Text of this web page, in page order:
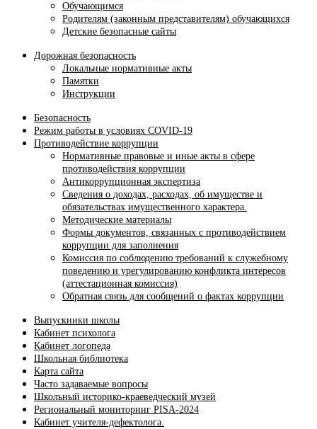
Обучающимся
Родителям (законным представителям) обучающихся
Детские безопасные сайты
Дорожная безопасность
Локальные нормативные акты
Памятки
Инструкции
Безопасность
Режим работы в условиях COVID-19
Противодействие коррупции
Нормативные правовые и иные акты в сфере
противодействия коррупции
Антикоррупционная экспертиза
Сведения о доходах, расходах, об имуществе и
обязательствах имущественного характера.
Методические материалы
Формы документов, связанных с противодействием
коррупции для заполнения
Комиссия по соблюдению требований к служебному
поведению и урегулированию конфликта интересов
(аттестационная комиссия)
Обратная связь для сообщений о фактах коррупции
Выпускники школы
Кабинет психолога
Кабинет логопеда
Школьная библиотека
Карта сайта
Часто задаваемые вопросы
Школьный историко-краеведческий музей
Региональный мониторинг PISA-2024
Кабинет учителя-дефектолога.